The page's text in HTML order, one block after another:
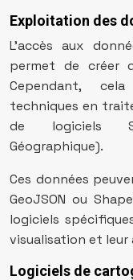
Exploitation des
L’accès aux
permet de créer
Cependant,
techniques en
de logiciels
Géographique).
Ces données
GeoJSON ou
logiciels
visualisation et leur
Logiciels de